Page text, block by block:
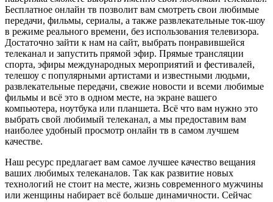
Бесплатное онлайн тв позволит вам смотреть свои любимые
передачи, фильмы, сериалы, а также развлекательные ток-шоу
в режиме реального времени, без использования телевизора.
Достаточно зайти к нам на сайт, выбрать понравившейся
телеканал и запустить прямой эфир. Прямые трансляции
спорта, эфиры международных мероприятий и фестивалей,
телешоу с популярными артистами и известными людьми,
развлекательные передачи, свежие новости и всеми любимые
фильмы и всё это в одном месте, на экране вашего
компьютера, ноутбука или планшета. Всё что вам нужно это
выбрать свой любимый телеканал, а мы предоставим вам
наиболее удобный просмотр онлайн тв в самом лучшем
качестве.
Наш ресурс предлагает вам самое лучшее качество вещания
ваших любимых телеканалов. Так как развитие новых
технологий не стоит на месте, жизнь современного мужчины
или женщины набирает всё больше динамичности. Сейчас